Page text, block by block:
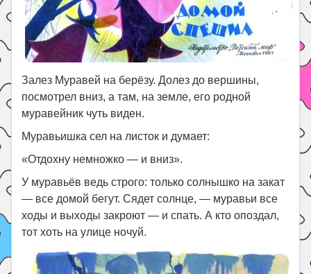
Залез Муравей на берёзу. Долез до вершины,
посмотрел вниз, а там, на земле, его родной
муравейник чуть виден.
Муравьишка сел на листок и думает:
«Отдохну немножко — и вниз».
У муравьёв ведь строго: только солнышко на закат
— все домой бегут. Сядет солнце, — муравьи все
ходы и выходы закроют — и спать. А кто опоздал,
тот хоть на улице ночуй.